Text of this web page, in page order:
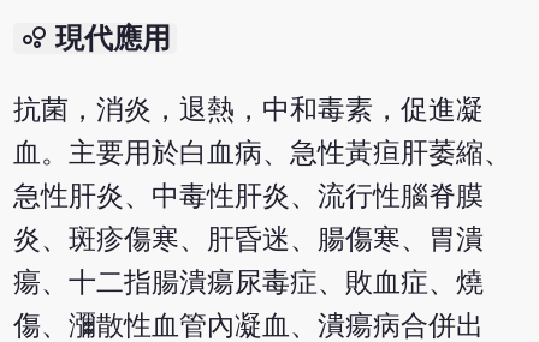
bubble_chart 現代應用
抗菌，消炎，退熱，中和毒素，促進凝
血。主要用於白血病、急性黃疸肝萎縮、
急性肝炎、中毒性肝炎、流行性腦脊膜
炎、斑疹傷寒、肝昏迷、腸傷寒、胃潰
瘍、十二指腸潰瘍尿毒症、敗血症、燒
傷、瀰散性血管內凝血、潰瘍病合併出